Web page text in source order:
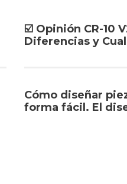
☑️ Opinión CR-10
Diferencias y
Cómo diseñar
forma fácil. El